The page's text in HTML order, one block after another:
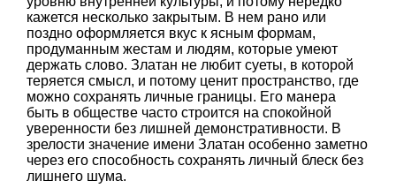
кажется несколько закрытым. В нем рано или
поздно оформляется вкус к ясным формам,
продуманным жестам и людям, которые умеют
держать слово. Златан не любит суеты, в которой
теряется смысл, и потому ценит пространство, где
можно сохранять личные границы. Его манера
быть в обществе часто строится на спокойной
уверенности без лишней демонстративности. В
зрелости значение имени Златан особенно заметно
через его способность сохранять личный блеск без
лишнего шума.